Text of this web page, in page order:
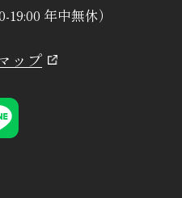
19:00 年中無休）
ップ